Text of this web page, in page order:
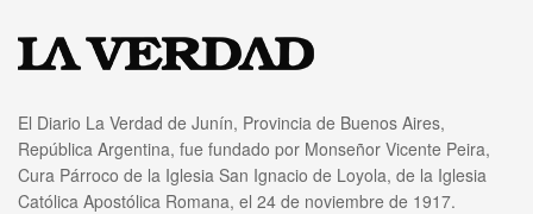
El Diario La Verdad de Junín, Provincia de Buenos Aires,
República Argentina, fue fundado por Monseñor Vicente Peira,
Cura Párroco de la Iglesia San Ignacio de Loyola, de la Iglesia
Católica Apostólica Romana, el 24 de noviembre de 1917.